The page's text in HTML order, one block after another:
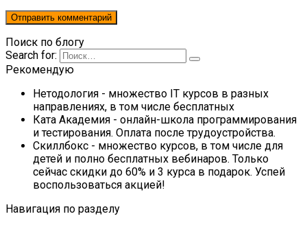
Поиск по блогу
Search for:
Рекомендую
Нетодология - множество IT курсов в разных
направлениях, в том числе бесплатных
Ката Академия - онлайн-школа программирования
и тестирования. Оплата после трудоустройства.
Скиллбокс - множество курсов, в том числе для
детей и полно бесплатных вебинаров. Только
сейчас скидки до 60% и 3 курса в подарок. Успей
воспользоваться акцией!
Навигация по разделу